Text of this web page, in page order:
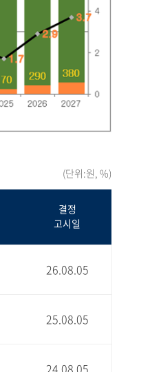
(단위:원, %)
결정
고시일
26.08.05
25.08.05